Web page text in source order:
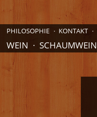
PHILOSOPHIE KONTAKT
WEIN SCHAUMWEIN